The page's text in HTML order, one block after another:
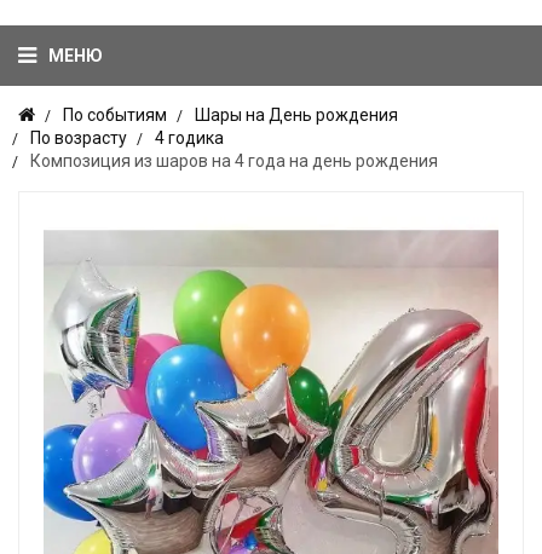
МЕНЮ
По событиям
Шары на День рождения
По возрасту
4 годика
Композиция из шаров на 4 года на день рождения